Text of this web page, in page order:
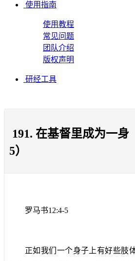
使用指南
使用教程
常见问题
团队介绍
版权声明
研经工具
191. 在基督里成为一身
5）
罗马书12:4-5
正如我们一个身子上有好些肢